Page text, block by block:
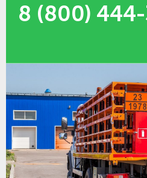
8 (800)